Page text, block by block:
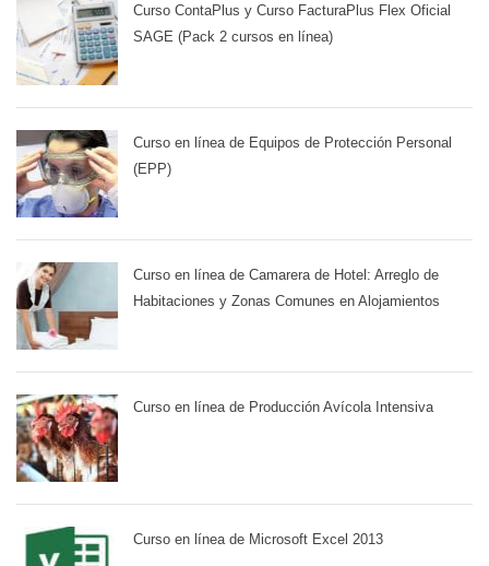
Curso ContaPlus y Curso FacturaPlus Flex Oficial
SAGE (Pack 2 cursos en línea)
Curso en línea de Equipos de Protección Personal
(EPP)
Curso en línea de Camarera de Hotel: Arreglo de
Habitaciones y Zonas Comunes en Alojamientos
Curso en línea de Producción Avícola Intensiva
Curso en línea de Microsoft Excel 2013